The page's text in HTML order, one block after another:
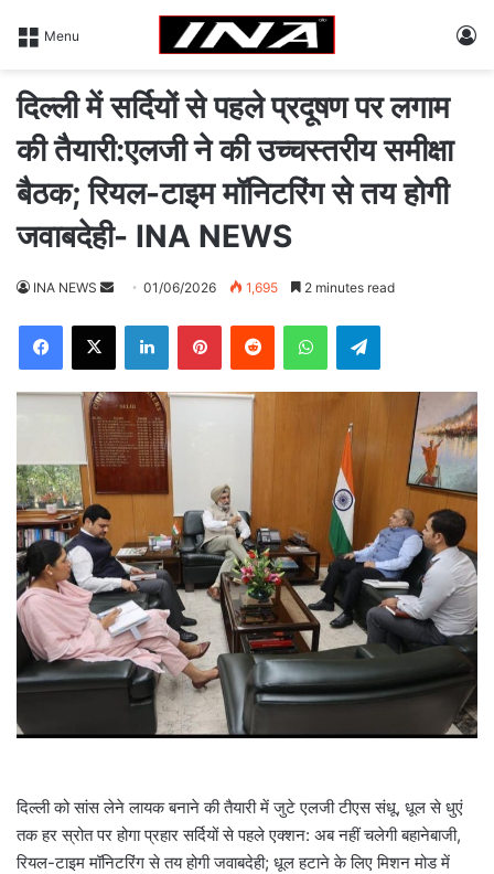
Menu
दिल्ली में सर्दियों से पहले प्रदूषण पर लगाम
की तैयारी:एलजी ने की उच्चस्तरीय समीक्षा
बैठक; रियल-टाइम मॉनिटरिंग से तय होगी
जवाबदेही- INA NEWS
INA NEWS
d
a
n
e
m
a
l
01/06/2026 1,695 2 minutes read
दिल्ली को सांस लेने लायक बनाने की तैयारी में जुटे एलजी टीएस संधू, धूल से धुएं
तक हर स्रोत पर होगा प्रहार सर्दियों से पहले एक्शन: अब नहीं चलेगी बहानेबाजी,
रियल-टाइम मॉनिटरिंग से तय होगी जवाबदेही; धूल हटाने के लिए मिशन मोड में